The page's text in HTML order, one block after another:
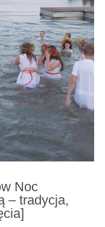
Noc
– tradycja,